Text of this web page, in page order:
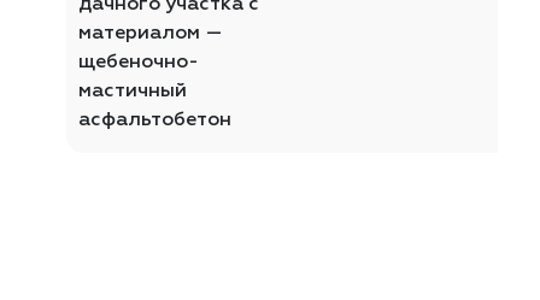
дачного участка с
материалом —
щебеночно-
мастичный
асфальтобетон